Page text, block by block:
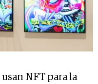
usan NFT para la